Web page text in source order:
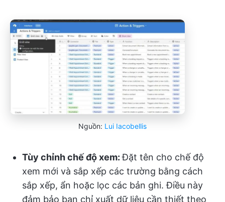
Nguồn: Lui Iacobellis
Tùy chỉnh chế độ xem:Đặt tên cho chế độ
xem mới và sắp xếp các trường bằng cách
sắp xếp, ẩn hoặc lọc các bản ghi. Điều này
đảm bảo bạn chỉ xuất dữ liệu cần thiết theo